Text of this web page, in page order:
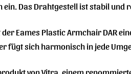
Das Drahtgestell ist stabil und
Eames Plastic Armchair DAR
fügt sich harmonisch in jede
von Vitra, einem